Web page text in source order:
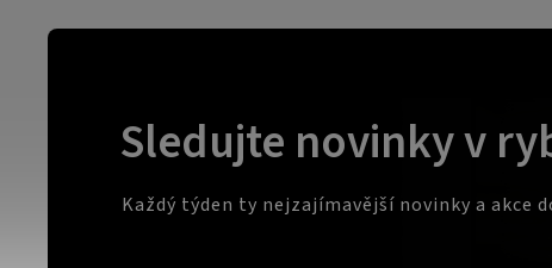
Sledujte novinky v
Každý týden ty nejzajímavější novinky a akce